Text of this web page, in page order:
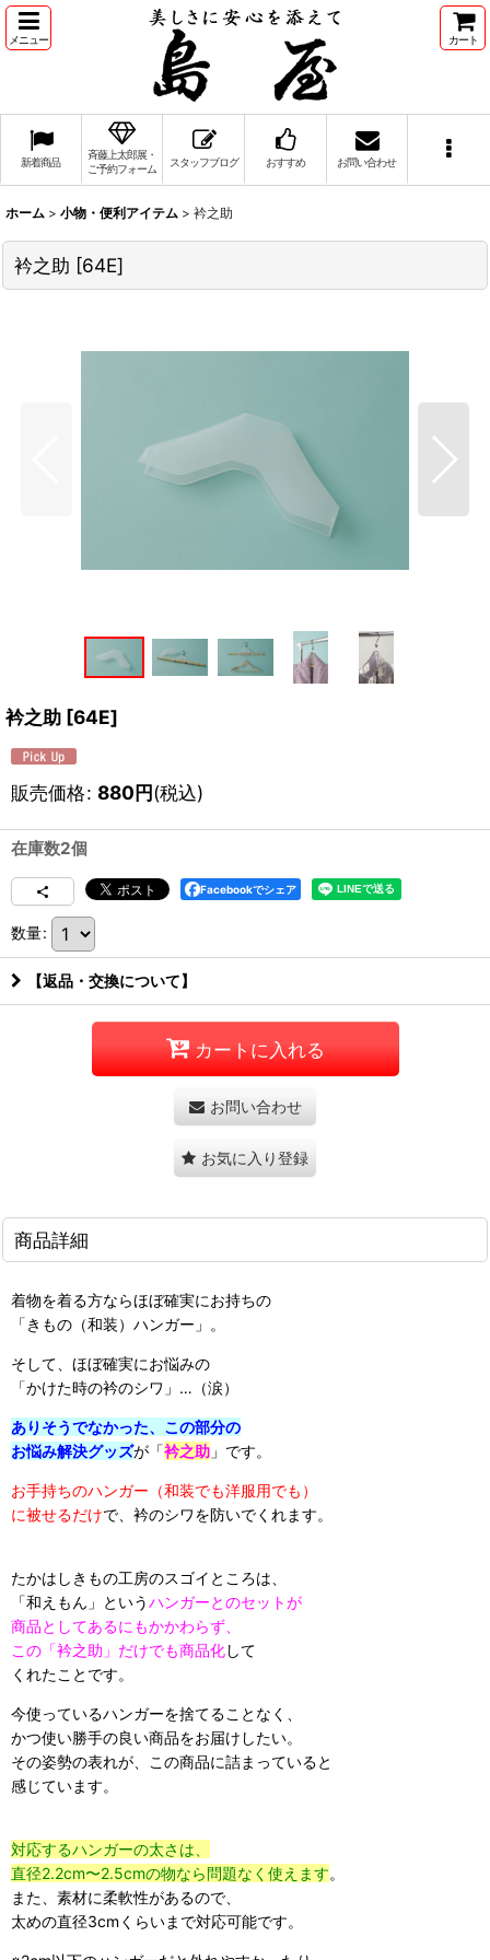
メニュー カート
新着商品
斉藤上太郎展・
ご予約フォーム
スタッフブログ おすすめ お問い合わせ
ホーム > 小物・便利アイテム > 衿之助
衿之助 [64E]
衿之助 [64E]
販売価格: 880円(税込)
在庫数2個
Facebookでシェア
数量:
【返品・交換について】
カートに入れる
お問い合わせ
お気に入り登録
商品詳細
着物を着る方ならほぼ確実にお持ちの
「きもの（和装）ハンガー」。
そして、ほぼ確実にお悩みの
「かけた時の衿のシワ」…（涙）
ありそうでなかった、この部分の
お悩み解決グッズが「衿之助 」です。
お手持ちのハンガー（和装でも洋服用でも）
に被せるだけで、衿のシワを防いでくれます。
たかはしきもの工房のスゴイところは、
「和えもん」というハンガーとのセットが
商品としてあるにもかかわらず、
この「衿之助」だけでも商品化して
くれたことです。
今使っているハンガーを捨てることなく、
かつ使い勝手の良い商品をお届けしたい。
その姿勢の表れが、この商品に詰まっていると
感じています。
対応するハンガーの太さは、
直径2.2cm〜2.5cmの物なら問題なく使えます。
また、素材に柔軟性があるので、
太めの直径3cmくらいまで対応可能です。